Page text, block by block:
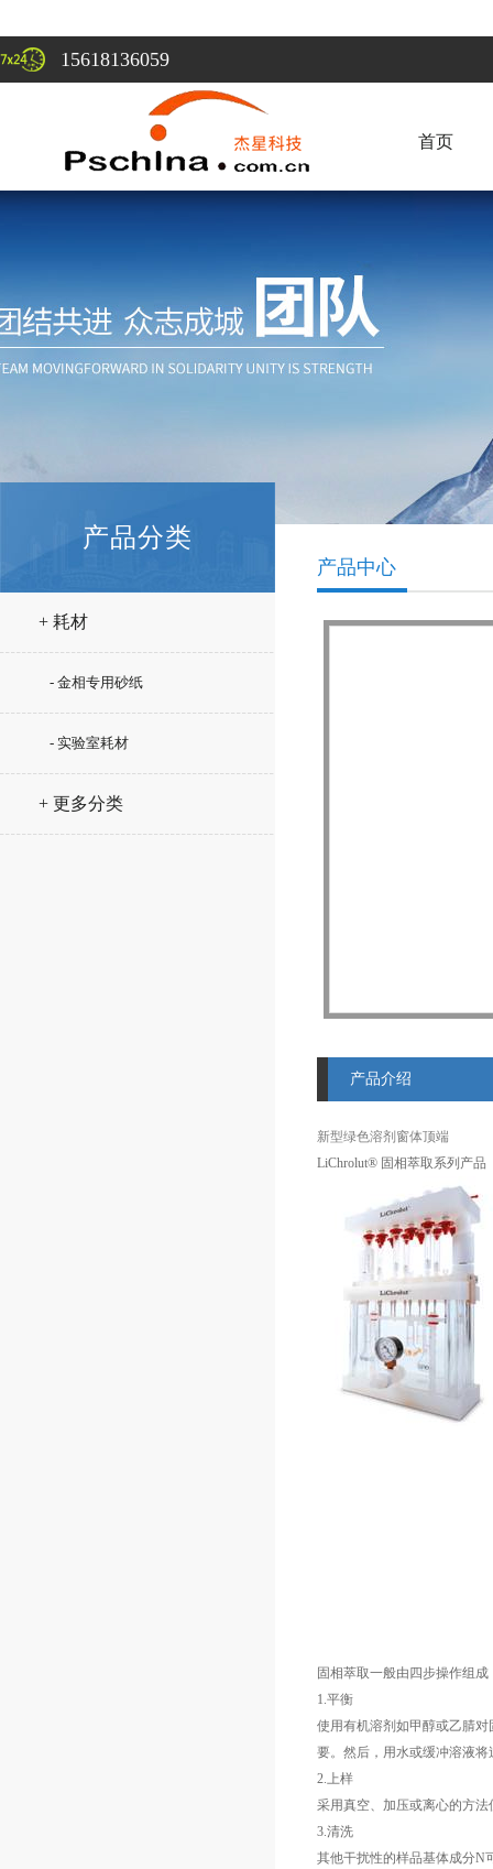
15618136059
首页
产品分类
+ 耗材
- 金相专用砂纸
- 实验室耗材
+ 更多分类
产品中心
产品介绍
新型绿色溶剂 窗体顶端
LiChrolut® 固相萃取系列产品
固相萃取一般由四步操作组
1.平衡
使用有机溶剂如甲醇或乙腈
要。然后，用水或缓冲溶液
2.上样
采用真空、加压或离心的方
3.清洗
其他干扰性的样品基体成分N